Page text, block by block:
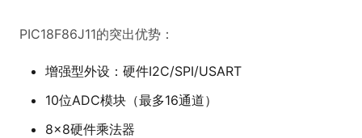
PIC18F86J11的突出优势：
增强型外设：硬件I2C/SPI/USART
10位ADC模块（最多16通道）
8×8硬件乘法器